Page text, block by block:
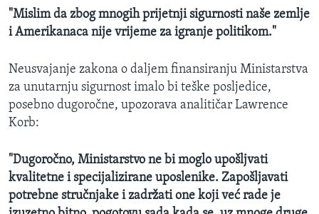
"Mislim da zbog mnogih prijetnji sigurnosti naše zemlje
i Amerikanaca nije vrijeme za igranje politikom."
Neusvajanje zakona o daljem finansiranju Ministarstva
za unutarnju sigurnost imalo bi teške posljedice,
posebno dugoročne, upozorava analitičar Lawrence
Korb:
"Dugoročno, Ministarstvo ne bi moglo upošljvati
kvalitetne i specijalizirane uposlenike. Zapošljavati
potrebne stručnjake i zadržati one koji već rade je